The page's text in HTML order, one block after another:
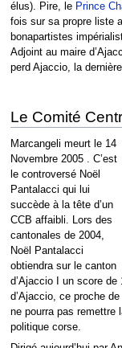
élus). Pire, le Prince
fois sur sa propre liste
bonapartistes
Adjoint au maire
perd Ajaccio, la
Le Comité
Marcangeli meurt le 14
Novembre 2005 . C’est
le controversé Noël
Pantalacci qui lui
succède à la tête d’un
CCB affaibli. Lors des
cantonales de 2004,
Noël Pantalacci
obtiendra sur le canton
d’Ajaccio I un score
d’Ajaccio, ce proche
ne pourra pas remettre
politique corse.